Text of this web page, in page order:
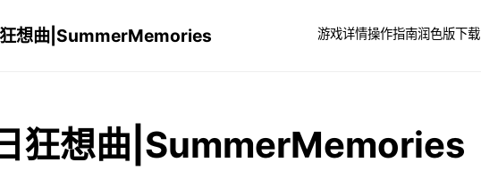
想曲|SummerMemories 游戏详情操作指南润色版下载
狂想曲|SummerMemories